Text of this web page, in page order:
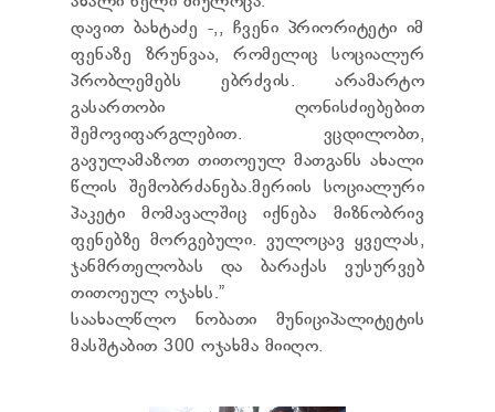
REPORT TO BE SUBMITTED TO PRESIDENT AND
PARLIAMENT
REQUEST OF PUBLIC INFORMATION
PERSONAL DATA PROTECTION OFFICER
LEGAL DECISIONS
APPEAL RULES
დავით ბახტაძე -,, ჩვენი პრიორიტეტი იმ
ფენაზე ზრუნვაა, რომელიც სოციალურ
პრობლემებს ებრძვის. არამარტო
გასართობი ღონისძიებებით
შემოვიფარგლებით. ვცდილობთ,
გავულამაზოთ თითოეულ მათგანს ახალი
წლის შემობრძანება.მერიის სოციალური
პაკეტი მომავალშიც იქნება მიზნობრივ
ფენებზე მორგებული. ვულოცავ ყველას,
ჯანმრთელობას და ბარაქას ვუსურვებ
თითოეულ ოჯახს.”
საახალწლო ნობათი მუნიციპალიტეტის
მასშტაბით 300 ოჯახმა მიიღო.